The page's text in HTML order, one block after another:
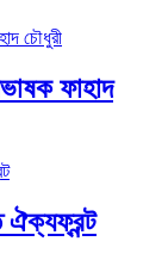
ফাহাদ
ঐক্যফ্রন্ট